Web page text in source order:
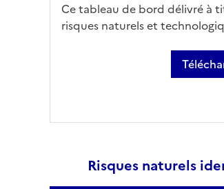
Ce tableau de bord délivré à
risques naturels et
Risques naturels